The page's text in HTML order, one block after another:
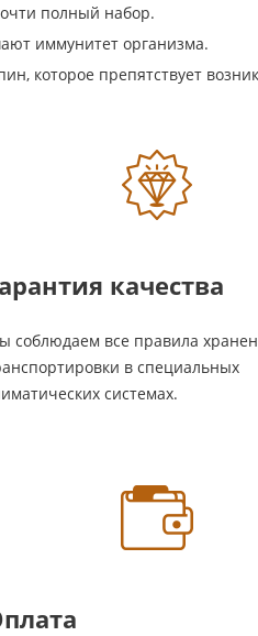
полный набор.
иммунитет организма.
которое препятствует
качества
соблюдаем все правила
в специальных
системах.